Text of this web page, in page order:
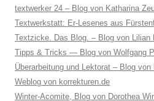
textwerker 24 – Blog von Katharina
Textwerkstatt: Er-Lesenes aus
Textzicke. Das Blog. – Blog von Lilian
Tipps & Tricks — Blog von Wolfgang
Überarbeitung und Lektorat – Blog
Weblog von korrekturen.de
Winter-Acomite, Blog von Dorothea